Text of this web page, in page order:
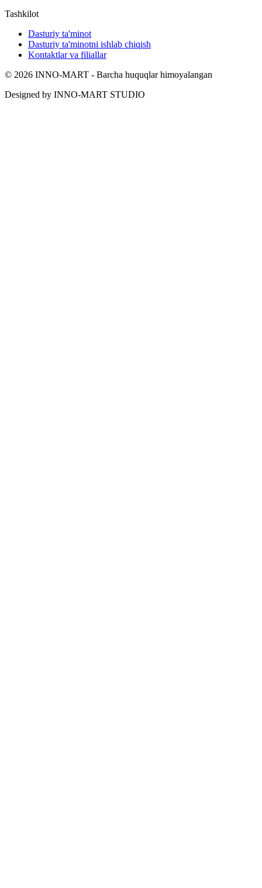
Tashkilot
Dasturiy ta'minot
Dasturiy ta'minotni ishlab chiqish
Kontaktlar va filiallar
© 2026 INNO-MART - Barcha huquqlar himoyalangan
Designed by INNO-MART STUDIO